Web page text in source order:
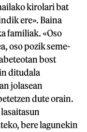
kirolari bat
ere». Baina
familiak. «Oso
oso pozik seme-
bost
ditudala
jolasean
dute orain.
bere lagunekin